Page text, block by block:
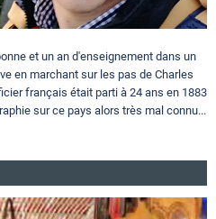
et un an d'enseignement dans un
en marchant sur les pas de Charles
français était parti à 24 ans en 1883
sur ce pays alors très mal connu...